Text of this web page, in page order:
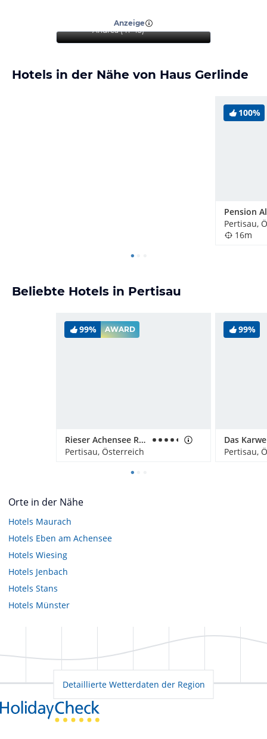
Anzeige
ausgezeichnetem Essen
Andrea (41-45)
Hotels in der Nähe von Haus Gerlinde
100%
Pertisau,
16m
Beliebte Hotels in Pertisau
99% AWARD
Rieser Achensee Resort
Pertisau, Österreich
99%
Pertisau,
Orte in der Nähe
Hotels Maurach
Hotels Eben am Achensee
Hotels Wiesing
Hotels Jenbach
Hotels Stans
Hotels Münster
Detaillierte Wetterdaten der Region